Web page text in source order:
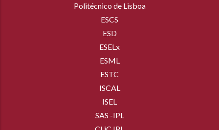
Politécnico de Lisboa
ESCS
ESD
ESELx
ESML
ESTC
ISCAL
ISEL
SAS -IPL